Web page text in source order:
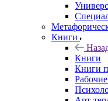
Книги
Книги
Книги